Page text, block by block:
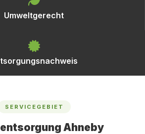
Umweltgerecht
SERVICEGEBIET
Ahneby